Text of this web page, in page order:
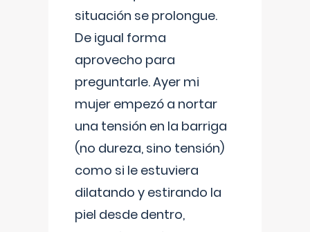
situación se prolongue.
De igual forma
aprovecho para
preguntarle. Ayer mi
mujer empezó a nortar
una tensión en la barriga
(no dureza, sino tensión)
como si le estuviera
dilatando y estirando la
piel desde dentro,